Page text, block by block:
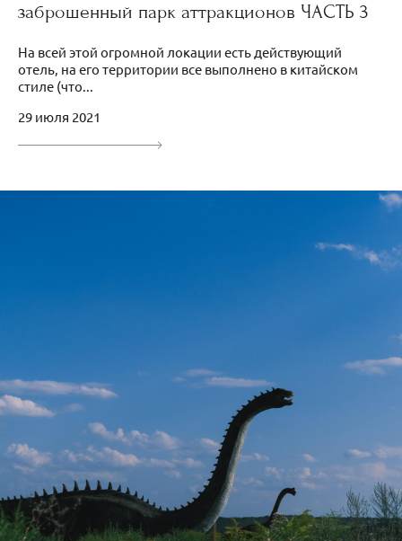
заброшенный парк аттракционов ЧАСТЬ 3
На всей этой огромной локации есть действующий
отель, на его территории все выполнено в китайском
стиле (что...
29 июля 2021